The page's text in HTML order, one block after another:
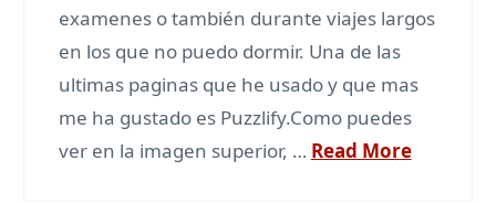
examenes o también durante viajes largos
en los que no puedo dormir. Una de las
ultimas paginas que he usado y que mas
me ha gustado es Puzzlify.Como puedes
ver en la imagen superior, … Read More